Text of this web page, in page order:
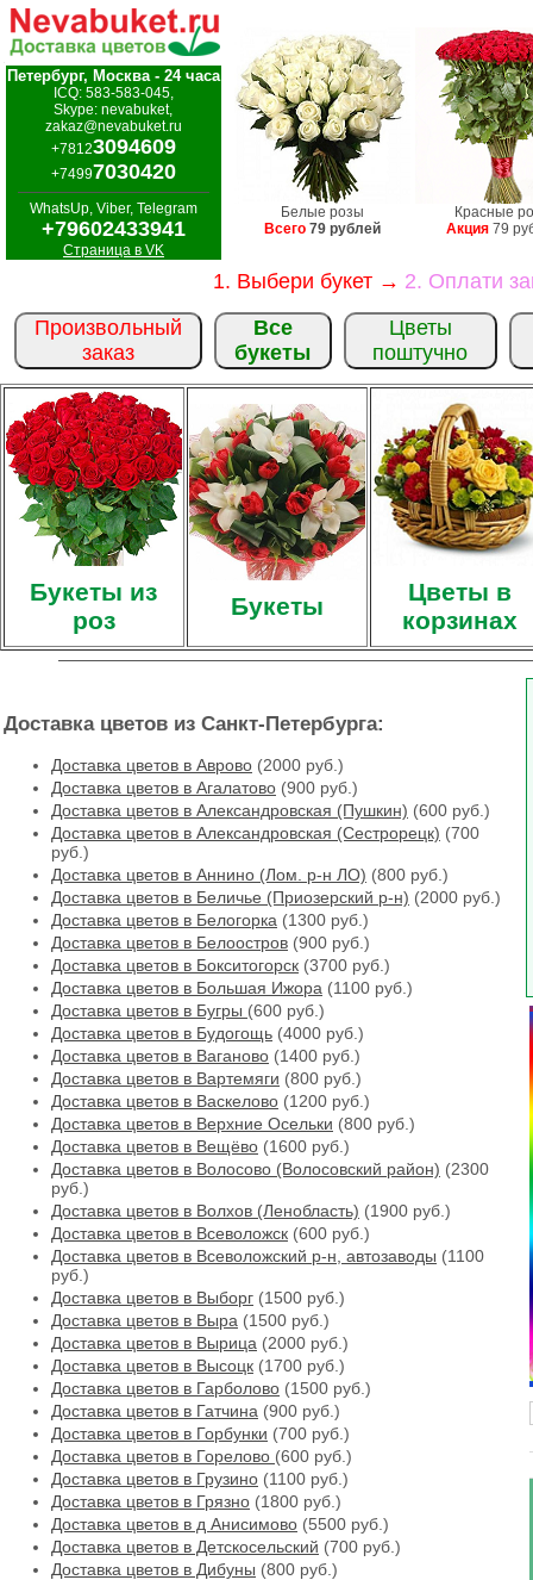
Петербург, Москва - 24 часа
ICQ: 583-583-045,
Skype: nevabuket,
zakaz@nevabuket.ru
+78123094609
+74997030420
WhatsUp, Viber, Telegram
+79602433941
Страница в VK
Белые розы
Всего 79 рублей
Красные
Акция 79
1. Выбери букет → 2. Оплати
Произвольный
заказ
Все
букеты
Цветы
поштучно
Букеты из
роз
Букеты
Цветы в
корзинах
Доставка цветов из Санкт-Петербурга:
Доставка цветов в Аврово (2000 руб.)
Доставка цветов в Агалатово (900 руб.)
Доставка цветов в Александровская (Пушкин) (600 руб.)
Доставка цветов в Александровская (Сестрорецк) (700
руб.)
Доставка цветов в Аннино (Лом. р-н ЛО) (800 руб.)
Доставка цветов в Беличье (Приозерский р-н) (2000 руб.)
Доставка цветов в Белогорка (1300 руб.)
Доставка цветов в Белоостров (900 руб.)
Доставка цветов в Бокситогорск (3700 руб.)
Доставка цветов в Большая Ижора (1100 руб.)
Доставка цветов в Бугры (600 руб.)
Доставка цветов в Будогощь (4000 руб.)
Доставка цветов в Ваганово (1400 руб.)
Доставка цветов в Вартемяги (800 руб.)
Доставка цветов в Васкелово (1200 руб.)
Доставка цветов в Верхние Осельки (800 руб.)
Доставка цветов в Вещёво (1600 руб.)
Доставка цветов в Волосово (Волосовский район) (2300
руб.)
Доставка цветов в Волхов (Ленобласть) (1900 руб.)
Доставка цветов в Всеволожск (600 руб.)
Доставка цветов в Всеволожский р-н, автозаводы (1100
руб.)
Доставка цветов в Выборг (1500 руб.)
Доставка цветов в Выра (1500 руб.)
Доставка цветов в Вырица (2000 руб.)
Доставка цветов в Высоцк (1700 руб.)
Доставка цветов в Гарболово (1500 руб.)
Доставка цветов в Гатчина (900 руб.)
Доставка цветов в Горбунки (700 руб.)
Доставка цветов в Горелово (600 руб.)
Доставка цветов в Грузино (1100 руб.)
Доставка цветов в Грязно (1800 руб.)
Доставка цветов в д Анисимово (5500 руб.)
Доставка цветов в Детскосельский (700 руб.)
Доставка цветов в Дибуны (800 руб.)